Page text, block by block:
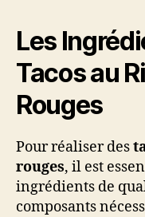
Les
Tacos au
Rouges
Pour réaliser des
rouges, il est
ingrédients de
composants